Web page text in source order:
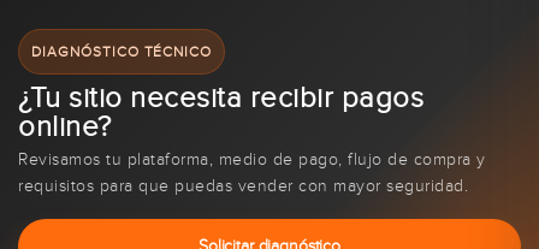
DIAGNÓSTICO TÉCNICO
¿Tu sitio necesita recibir pagos
online?
Revisamos tu plataforma, medio de pago, flujo de compra y
requisitos para que puedas vender con mayor seguridad.